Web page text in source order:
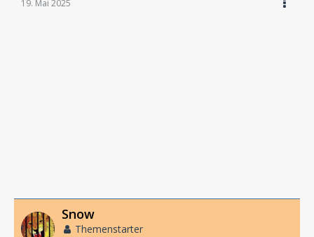
19. Mai 2025
Snow
Themenstarter